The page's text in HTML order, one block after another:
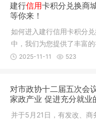
建行信用卡积分兑换商
等你来！
如何进入建行信用卡积分
中，我们为您提供了丰富
换商城中，您可以轻松找
2025-11-11 523
对市政协十二届五次会
家政产业 促进充分就业
并于5月21日，有发改、